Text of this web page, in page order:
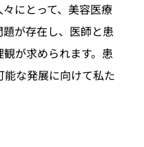
にとって、美容医療
が存在し、医師と患
が求められます。患
な発展に向けて私た